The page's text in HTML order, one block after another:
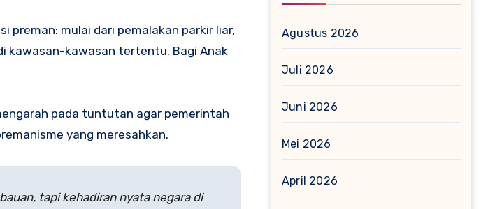
preman: mulai dari pemalakan parkir liar,
kawasan-kawasan tertentu. Bagi Anak
pada tuntutan agar pemerintah
yang meresahkan.
tapi kehadiran nyata negara di
Agustus 2026
Juli 2026
Juni 2026
Mei 2026
April 2026